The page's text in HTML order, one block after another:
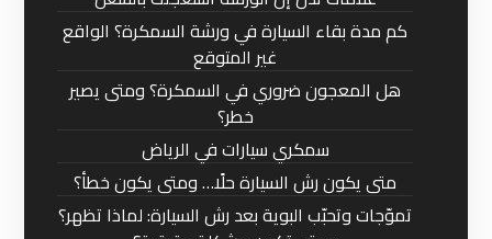
كم مدة بقاء السيارة في ورشة السمكرة؟ الواقع
غير المتوقع
هل المعجون ضروري في السمكرة؟ ومتى يصير
خطر؟
سمكري سيارات في الرياض
متى يكون رش السيارة حلًا… ومتى يكون خطأ؟
تموّجات وتحبّب البوية بعد رش السيارة: لماذا تظهر؟